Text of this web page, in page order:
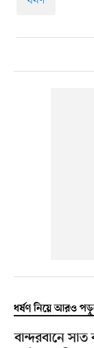
ধর্ষণ নিয়ে আরও
বান্দরবানে